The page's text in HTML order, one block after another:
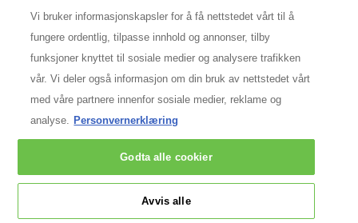
Velg ditt land
INFORMASJON OM PRODUSENTEN
Kérastase Paris
14, rue Royale 75008 Paris
[email protected]
© 2025 Kérastase. All rights reserved
Vi bruker informasjonskapsler for å få nettstedet vårt til å
fungere ordentlig, tilpasse innhold og annonser, tilby
funksjoner knyttet til sosiale medier og analysere trafikken
vår. Vi deler også informasjon om din bruk av nettstedet vårt
med våre partnere innenfor sosiale medier, reklame og
analyse. Personvernerklæring
Avvis alle
Godta alle cookier